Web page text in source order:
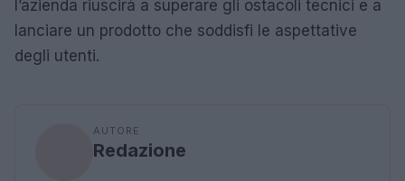
l’azienda riuscirà a superare gli ostacoli tecnici e a
lanciare un prodotto che soddisfi le aspettative
degli utenti.
AUTORE
Redazione